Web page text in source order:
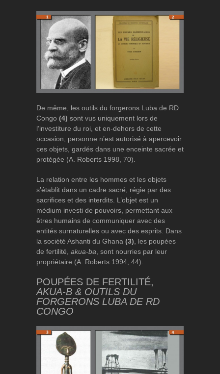
De même, les outils du forgerons Luba de RD
Congo (4) sont vus uniquement lors de
l’investiture du roi, et en-dehors de cette
occasion, personne n’est autorisé à apercevoir
ces objets, gardés dans une enceinte sacrée et
protégée (A. Roberts 1998, 70).
La relation entre les hommes et les objets
s’établit dans un cadre sacré, régie par des
sacrifices et des interdits. L’objet est un
médium investi de pouvoirs, permettant aux
êtres humains de communiquer avec des
entités surnaturelles ou avec des esprits. Dans
la société Ashanti du Ghana (3) , les poupées
de fertilité, akua-ba , sont nourries par leur
propriétaire (A. Roberts 1994, 44).
POUPÉES DE FERTILITÉ,
AKUA-B & OUTILS DU
FORGERONS LUBA DE RD
CONGO